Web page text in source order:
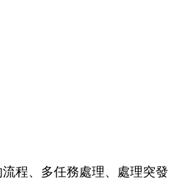
程、多任務處理、處理突發